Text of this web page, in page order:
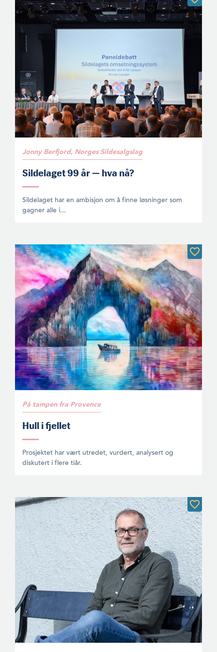
Jonny Berfjord, Norges Sildesalgslag
Sildelaget 99 år — hva nå?
Sildelaget har en ambisjon om å finne løsninger som
gagner alle i...
På tampen fra Provence
Hull i fjellet
Prosjektet har vært utredet, vurdert, analysert og
diskutert i flere tiår.